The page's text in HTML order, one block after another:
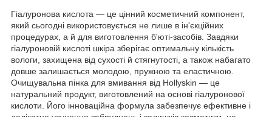
Гіалуронова кислота — це цінний косметичний компонент,
який сьогодні використовується не лише в ін'єкційних
процедурах, а й для виготовлення б'юті-засобів. Завдяки
гіалуроновій кислоті шкіра зберігає оптимальну кількість
вологи, захищена від сухості й стягнутості, а також набагато
довше залишається молодою, пружною та еластичною.
Очищувальна пінка для вмивання від Hollyskin — це
натуральний продукт, виготовлений на основі гіалуронової
кислоти. Його інноваційна формула забезпечує ефективне і